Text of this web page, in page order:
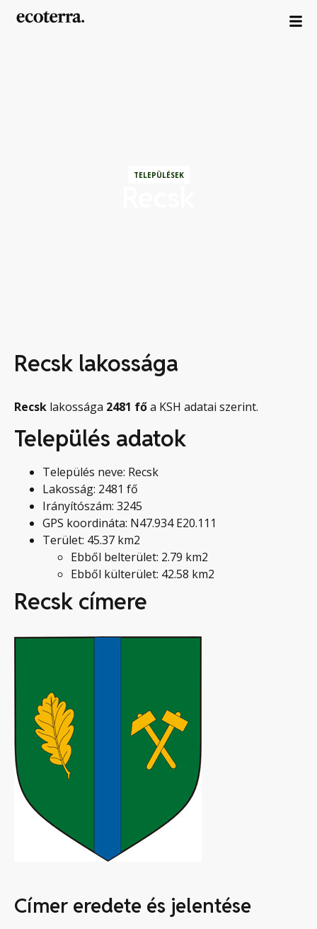
TELEPÜLÉSEK
Recsk lakossága
Recsk lakossága 2481 főa KSH adatai szerint.
Település adatok
Település neve: Recsk
Lakosság: 2481 fő
Irányítószám: 3245
GPS koordináta: N47.934 E20.111
Terület: 45.37 km2
Ebből belterület: 2.79 km2
Ebből külterület: 42.58 km2
Recsk címere
Címer eredete és jelentése